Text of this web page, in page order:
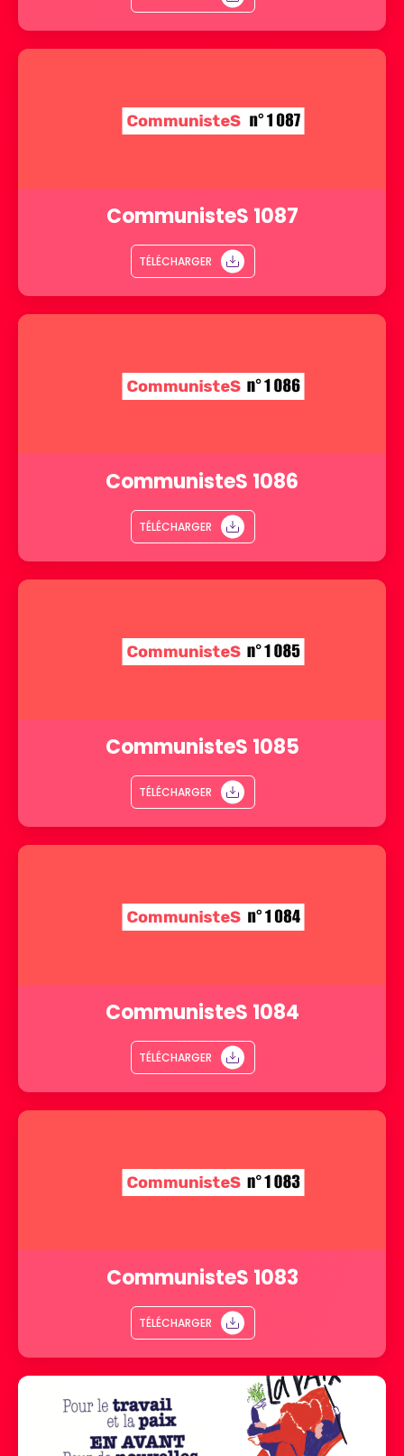
CommunisteS 1087
TÉLÉCHARGER
CommunisteS 1086
TÉLÉCHARGER
CommunisteS 1085
TÉLÉCHARGER
CommunisteS 1084
TÉLÉCHARGER
CommunisteS 1083
TÉLÉCHARGER